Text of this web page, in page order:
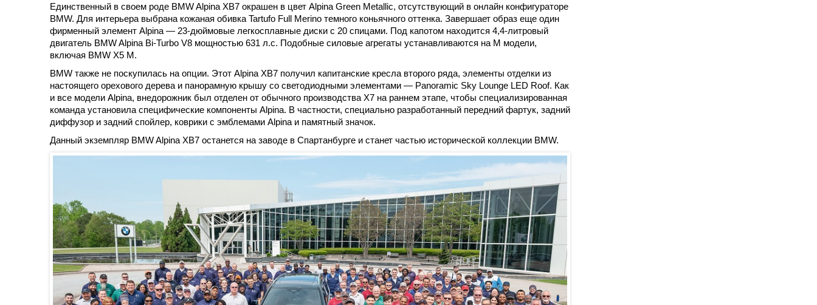
Единственный в своем роде BMW Alpina XB7 окрашен в цвет Alpina Green Metallic, отсутствующий в онлайн конфигураторе
BMW. Для интерьера выбрана кожаная обивка Tartufo Full Merino темного коньячного оттенка. Завершает образ еще один
фирменный элемент Alpina — 23-дюймовые легкосплавные диски с 20 спицами. Под капотом находится 4,4-литровый
двигатель BMW Alpina Bi-Turbo V8 мощностью 631 л.с. Подобные силовые агрегаты устанавливаются на М модели,
включая BMW X5 M.
BMW также не поскупилась на опции. Этот Alpina XB7 получил капитанские кресла второго ряда, элементы отделки из
настоящего орехового дерева и панорамную крышу со светодиодными элементами — Panoramic Sky Lounge LED Roof. Как
и все модели Alpina, внедорожник был отделен от обычного производства X7 на раннем этапе, чтобы специализированная
команда установила специфические компоненты Alpina. В частности, специально разработанный передний фартук, задний
диффузор и задний спойлер, коврики с эмблемами Alpina и памятный значок.
Данный экземпляр BMW Alpina XB7 останется на заводе в Спартанбурге и станет частью исторической коллекции BMW.